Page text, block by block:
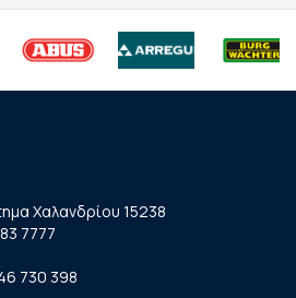
Χαλανδρίου 15238
7777
730 398